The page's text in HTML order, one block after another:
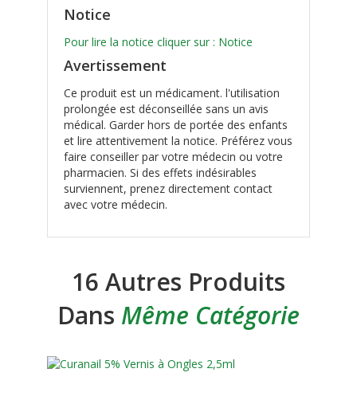
Notice
Pour lire la notice cliquer sur : Notice
Avertissement
Ce produit est un médicament. l'utilisation
prolongée est déconseillée sans un avis
médical. Garder hors de portée des enfants
et lire attentivement la notice. Préférez vous
faire conseiller par votre médecin ou votre
pharmacien. Si des effets indésirables
surviennent, prenez directement contact
avec votre médecin.
16 Autres Produits
Dans Même Catégorie